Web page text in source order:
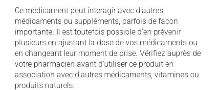
Ce médicament peut interagir avec d'autres
médicaments ou suppléments, parfois de façon
importante. Il est toutefois possible d'en prévenir
plusieurs en ajustant la dose de vos médicaments ou
en changeant leur moment de prise. Vérifiez auprès de
votre pharmacien avant d'utiliser ce produit en
association avec d'autres médicaments, vitamines ou
produits naturels.